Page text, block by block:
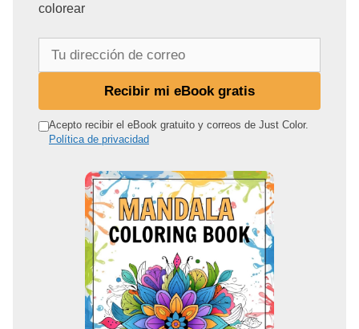
colorear
r
Recibir mi eBook gratis
Acepto recibir el eBook gratuito y correos de Just Color.
Política de privacidad